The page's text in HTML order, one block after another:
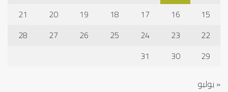
15
16
17
18
19
20
21
22
23
24
25
26
27
28
29
30
31
« يوليو